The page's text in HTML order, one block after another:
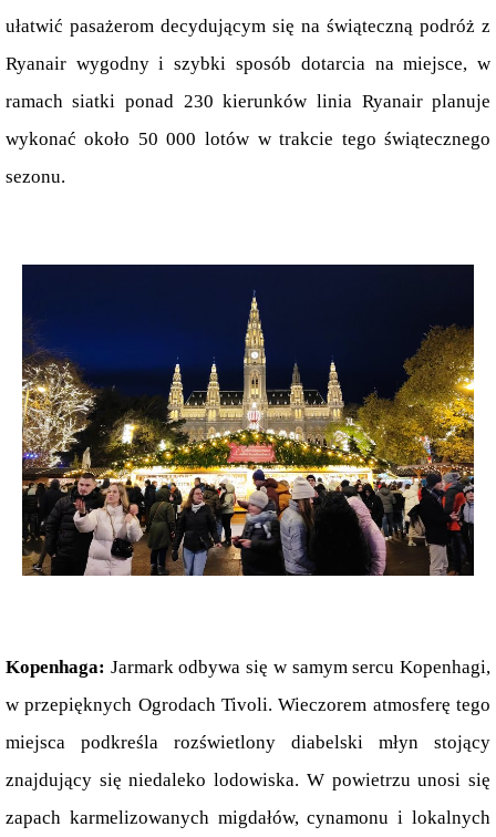
ułatwić pasażerom decydującym się na świąteczną podróż z
Ryanair wygodny i szybki sposób dotarcia na miejsce, w
ramach siatki ponad 230 kierunków linia Ryanair planuje
wykonać około 50 000 lotów w trakcie tego świątecznego
sezonu.
Kopenhaga: Jarmark odbywa się w samym sercu Kopenhagi,
w przepięknych Ogrodach Tivoli. Wieczorem atmosferę tego
miejsca podkreśla rozświetlony diabelski młyn stojący
znajdujący się niedaleko lodowiska. W powietrzu unosi się
zapach karmelizowanych migdałów, cynamonu i lokalnych